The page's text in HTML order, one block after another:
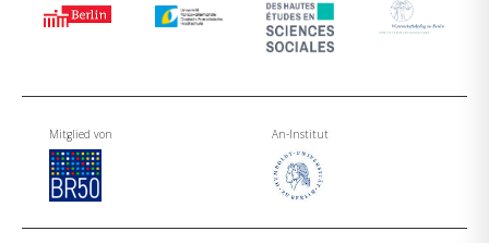
Mitglied von An-Institut